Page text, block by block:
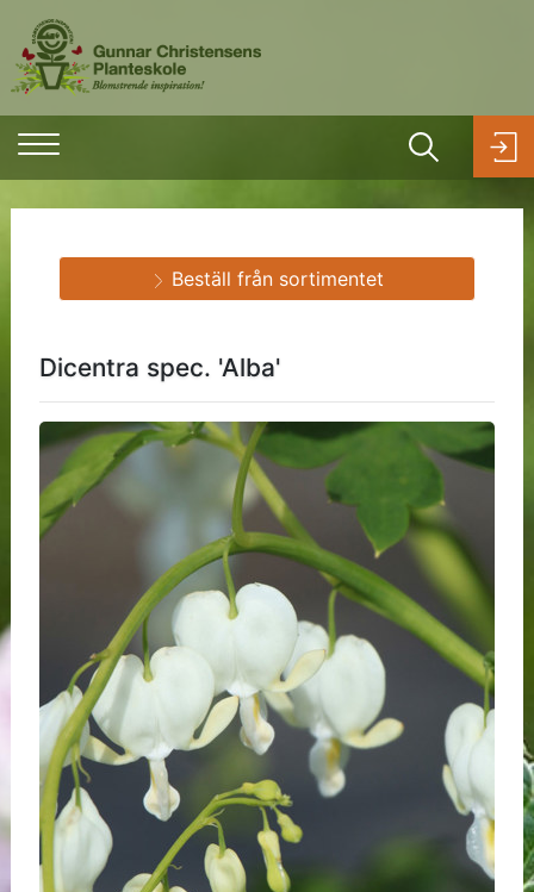
Dicentra spec. 'Alba'
Beställ från sortimentet